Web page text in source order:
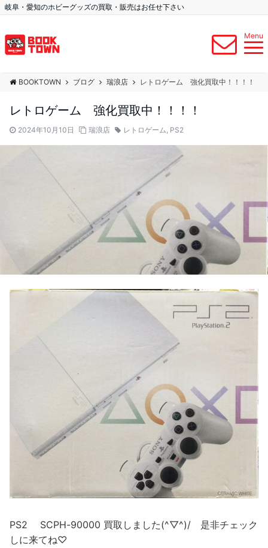
岐阜・愛知のホビーグッズの買取・販売はお任せ下さい
Menu
BOOKTOWN ブログ 瑞浪店 レトロゲーム 強化買取中！！！！
レトロゲーム 強化買取中！！！！
2024年10月10日 瑞浪店 レトロゲーム, PS2
PS2 SCPH-90000 買取しました(^▽^)/ 是非チェック
しに来てね♡